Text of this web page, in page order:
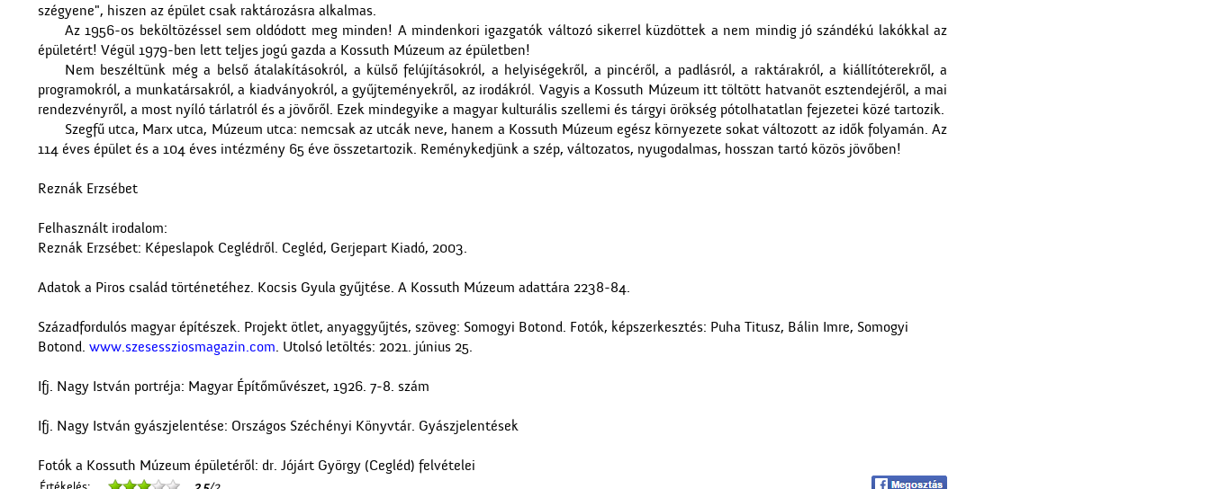
szégyene", hiszen az épület csak raktározásra alkalmas.
Az 1956-os beköltözéssel sem oldódott meg minden! A mindenkori igazgatók változó sikerrel küzdöttek a nem mindig jó szándékú lakókkal az
épületért! Végül 1979-ben lett teljes jogú gazda a Kossuth Múzeum az épületben!
Nem beszéltünk még a belső átalakításokról, a külső felújításokról, a helyiségekről, a pincéről, a padlásról, a raktárakról, a kiállítóterekről, a
programokról, a munkatársakról, a kiadványokról, a gyűjteményekről, az irodákról. Vagyis a Kossuth Múzeum itt töltött hatvanöt esztendejéről, a mai
rendezvényről, a most nyíló tárlatról és a jövőről. Ezek mindegyike a magyar kulturális szellemi és tárgyi örökség pótolhatatlan fejezetei közé tartozik.
Szegfű utca, Marx utca, Múzeum utca: nemcsak az utcák neve, hanem a Kossuth Múzeum egész környezete sokat változott az idők folyamán. Az
114 éves épület és a 104 éves intézmény 65 éve összetartozik. Reménykedjünk a szép, változatos, nyugodalmas, hosszan tartó közös jövőben!
Reznák Erzsébet
Felhasznált irodalom:
Reznák Erzsébet: Képeslapok Ceglédről. Cegléd, Gerjepart Kiadó, 2003.
Adatok a Piros család történetéhez. Kocsis Gyula gyűjtése. A Kossuth Múzeum adattára 2238-84.
Századfordulós magyar építészek. Projekt ötlet, anyaggyűjtés, szöveg: Somogyi Botond. Fotók, képszerkesztés: Puha Titusz, Bálin Imre, Somogyi
Botond. www.szesessziosmagazin.com. Utolsó letöltés: 2021. június 25.
Ifj. Nagy István portréja: Magyar Építőművészet, 1926. 7-8. szám
Ifj. Nagy István gyászjelentése: Országos Széchényi Könyvtár. Gyászjelentések
Fotók a Kossuth Múzeum épületéről: dr. Jójárt György (Cegléd) felvételei